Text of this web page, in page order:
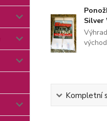
Silver
Kompletní